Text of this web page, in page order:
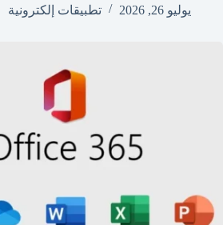
يوليو 26, 2026
تطبيقات إلكترونية